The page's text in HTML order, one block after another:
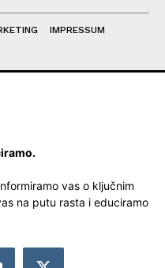
IMPRESSUM
vas o ključnim
na putu rasta i educiramo